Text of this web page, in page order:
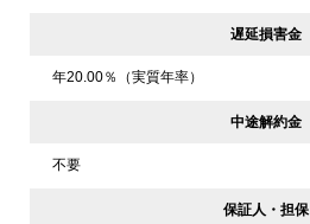
遅延損害金
年20.00％（実質年率）
中途解約金
不要
保証人・担保